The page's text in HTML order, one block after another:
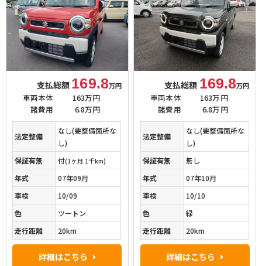
支払総額 169.8万円
車両本体
163万円
諸費用
6.8万円
法定整備
なし(要整備箇所な
し)
保証有無
付(1ヶ月 1千km)
年式
07年09月
車検
10/09
色
ツートン
走行距離
20km
詳細はこちら
支払総額 169.8万円
車両本体
163万円
諸費用
6.8万円
法定整備
なし(要整備箇所な
し)
保証有無
無し
年式
07年10月
車検
10/10
色
緑
走行距離
20km
詳細はこちら